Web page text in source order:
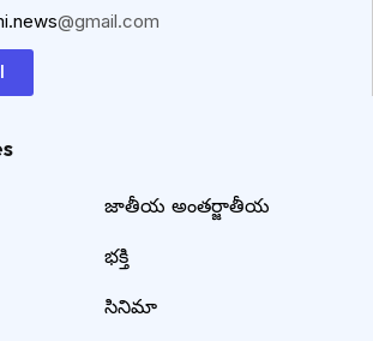
@gmail.com
జాతీయ అంతర్జాతీయ
భక్తి
సినిమా